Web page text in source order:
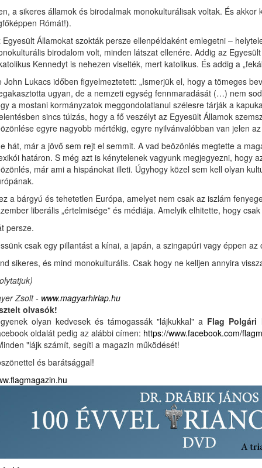
a sikeres államok és birodalmak monokulturálisak voltak. És
Rómát!).
Egyesült Államokat szokták persze ellenpéldaként emlegetni –
birodalom volt, minden látszat ellenére. Addig az
Kennedyt is nehezen viselték, mert katolikus. És addig a
John Lukacs időben figyelmeztetett: „Ismerjük el, hogy a tömeges
ugyan, de a nemzeti egység fennmaradását (…) nem
a mostani kormányzatok meggondolatlanul szélesre tárják a
sincs túlzás, hogy a fő veszélyt az Egyesült Államok
egyre nagyobb mértékig, egyre nyilvánvalóbban van jelen
hát, már a jövő sem rejt el semmit. A vad beözönlés megtette a
határon. S még azt is kénytelenek vagyunk megjegyezni, hogy
már ami a hispánokat illeti. Úgyhogy közel sem kell olyan
a bárgyú és tehetetlen Európa, amelyet nem csak az iszlám
liberális „értelmisége” és médiája. Amelyik elhitette, hogy
persze.
csak egy pillantást a kínai, a japán, a szingapúri vagy éppen
sikeres, és mind mono­kulturális. Csak hogy ne kelljen annyira
Zsolt - www.magyarhirlap.hu
olvasók!
olyan kedvesek és támogassák "lájkukkal" a Flag Polgári
oldalát pedig az alábbi címen: https://www.facebook.com/
"lájk számít, segíti a magazin működését!
és barátsággal!